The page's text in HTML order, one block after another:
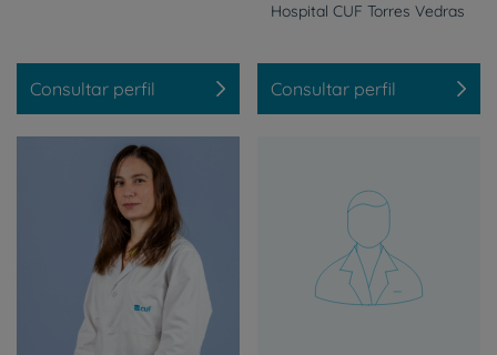
Consultar perfil
Hospital CUF Torres Vedras
Consultar perfil